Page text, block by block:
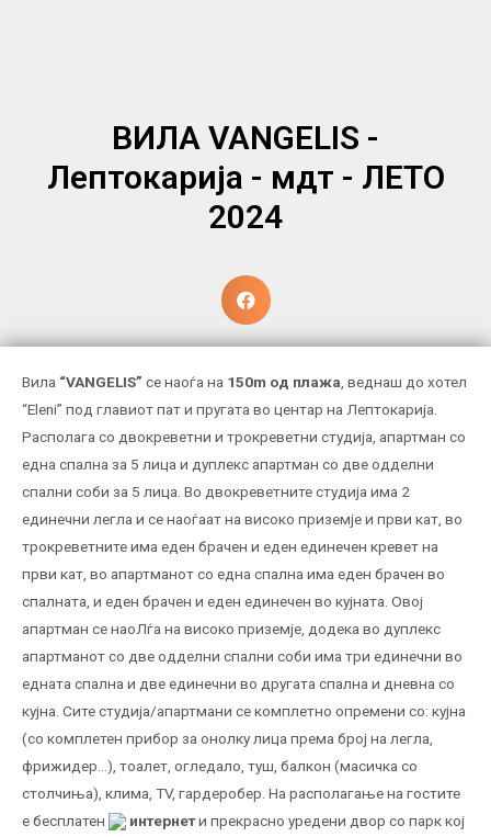
ВИЛА VANGELIS -
Лептокарија - мдт - ЛЕТО
2024
Вила “VANGELIS” се наоѓа на 150m од плажа , веднаш до хотел
“Eleni” под главиот пат и пругата во центар на Лептокарија.
Располага со двокреветни и трокреветни студија, апартман со
една спална за 5 лица и дуплекс апартман со две одделни
спални соби за 5 лица. Во двокреветните студија има 2
единечни легла и се наоѓаат на високо приземје и први кат, во
трокреветните има еден брачен и еден единечен кревет на
први кат, во апартманот со една спална има еден брачен во
спалната, и еден брачен и еден единечен во кујната. Овој
апартман се наоЛѓа на високо приземје, додека во дуплекс
апартманот со две одделни спални соби има три единечни во
едната спална и две единечни во другата спална и дневна со
кујна. Сите студија/апартмани се комплетно опремени со: кујна
(со комплетен прибор за онолку лица према број на легла,
фрижидер…), тоалет, огледало, туш, балкон (масичка со
столчиња), клима, ТV, гардеробер. На располагање на гостите
е бесплатен
интернети прекрасно уредени двор со парк кој